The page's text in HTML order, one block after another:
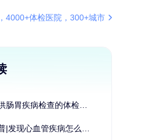
钟前 毛** 152xxxx1599
了联创雅斯奶锅DF-CP103M
钟前 莫** 137xxxx3241
姜** 147xxxx9029
4000+体检医院，300+城市
的体检套餐有哪些？体检机构有哪些选择？如何预约？
发现心血管疾病怎么办？